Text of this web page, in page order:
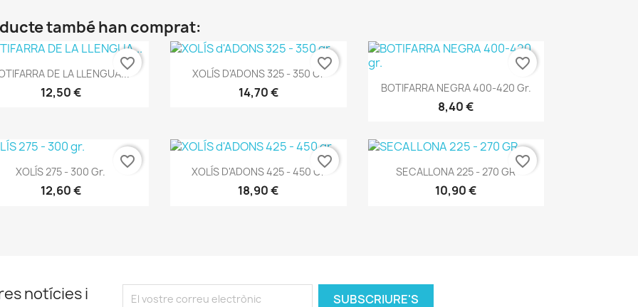
també han comprat:
Vista ràpida
DE LA LLENGUA...
12,50 €
favorite_border Vista ràpida
XOLÍS D'ADONS 325 - 350 Gr
14,70 €
favorite_border
Vista ràpida
BOTIFARRA NEGRA 400-420 Gr.
8,40 €
favorite_border
Vista ràpida
XOLÍS 275 - 300 Gr.
12,60 €
favorite_border Vista ràpida
XOLÍS D'ADONS 425 - 450 Gr
18,90 €
favorite_border Vista ràpida
SECALLONA 225 - 270 GR
10,90 €
favorite_border
notícies i